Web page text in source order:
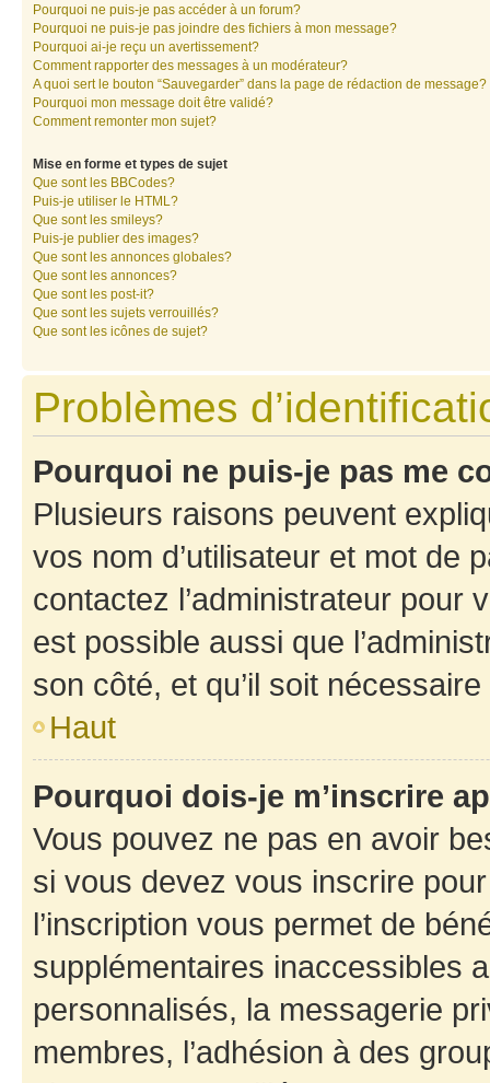
Pourquoi ne puis-je pas accéder à un forum?
Pourquoi ne puis-je pas joindre des fichiers à mon message?
Pourquoi ai-je reçu un avertissement?
Comment rapporter des messages à un modérateur?
A quoi sert le bouton “Sauvegarder” dans la page de rédaction de message?
Pourquoi mon message doit être validé?
Comment remonter mon sujet?
Mise en forme et types de sujet
Que sont les BBCodes?
Puis-je utiliser le HTML?
Que sont les smileys?
Puis-je publier des images?
Que sont les annonces globales?
Que sont les annonces?
Que sont les post-it?
Que sont les sujets verrouillés?
Que sont les icônes de sujet?
Problèmes
Pourquoi ne puis-je pas me
Plusieurs raisons peuvent
vos nom d’utilisateur et mot de
contactez l’administrateur pour
est possible aussi que
son côté, et qu’il soit
Haut
Pourquoi dois-je m’inscrire
Vous pouvez ne pas en avoir
si vous devez vous inscrire
l’inscription vous permet de
supplémentaires inaccessibles
personnalisés, la messagerie
membres, l’adhésion à des